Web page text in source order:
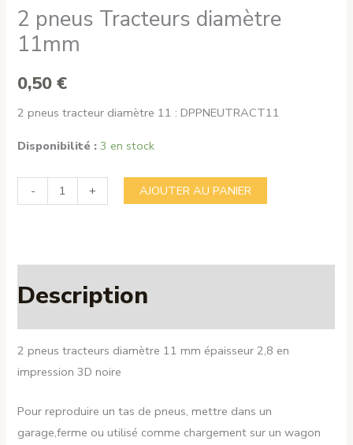
2 pneus Tracteurs diamètre
11mm
0,50€
2 pneus tracteur diamètre 11 : DPPNEUTRACT11
Disponibilité : 3 en stock
-
quantité
de
diamètre
+ AJOUTER AU PANIER
Description
2 pneus tracteurs diamètre 11 mm épaisseur 2,8 en
impression 3D noire
Pour reproduire un tas de pneus, mettre dans un
garage,ferme ou utilisé comme chargement sur un wagon